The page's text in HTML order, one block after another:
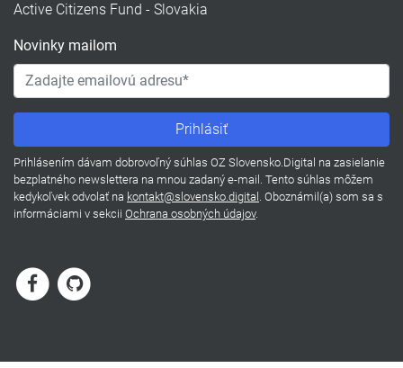
Active Citizens Fund - Slovakia
Novinky mailom
Prihlásením dávam dobrovoľný súhlas OZ Slovensko.Digital na zasielanie
bezplatného newslettera na mnou zadaný e-mail. Tento súhlas môžem
kedykoľvek odvolať na kontakt@slovensko.digital . Oboznámil(a) som sa s
informáciami v sekcii Ochrana osobných údajov.